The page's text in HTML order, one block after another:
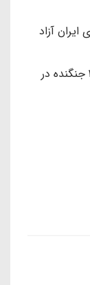
ایران آزاد
اسکورت یک هواپیمای آمریکایی توسط ۳ جنگنده در